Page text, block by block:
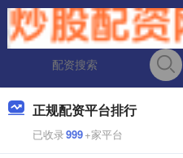
正规配资平台排行
已收录999+家平台